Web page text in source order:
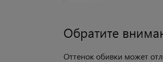
Обратите
Оттенок обивки может